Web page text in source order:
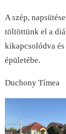
A szép,
töltöttünk el a
kikapcsolódva
épületébe.
Duchony Tímea